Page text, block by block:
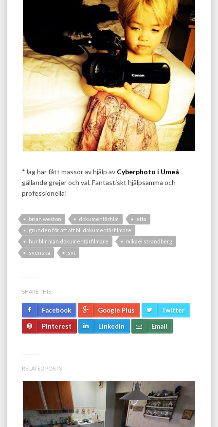
*Jag har fått massor av hjälp av Cyberphoto i Umeå
gällande grejer och val. Fantastiskt hjälpsamma och
professionella!
brian weston dokumentärfilm
etta
grunden för att att bli dokumentärfilmare
hur blir man dokumentärfilmare
mikael strandberg
svenska
svt
SHARE THIS:
Facebook Google Plus Twitter
Pinterest LinkedIn Email
RELATED POSTS